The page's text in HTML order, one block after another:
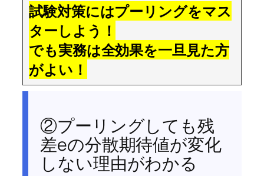
試験対策にはプーリングをマス
ターしよう！
でも実務は全効果を一旦見た方
がよい！
②プーリングしても残
差eの分散期待値が変化
しない理由がわかる